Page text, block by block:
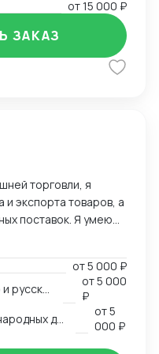
от15 000 ₽
ЗАКАЗ
торговли, я
экспорта товаров, а
поставок. Я умею
партнерами,
решать вопросы,
Могу
внешней торговле.
от5 000 ₽
от5 000
₽
от5
000 ₽